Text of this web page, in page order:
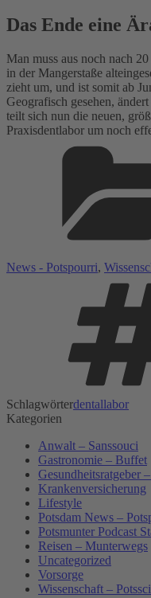
Das Ende eine
Man muss aus noch nach
in der Mangerstaße
zieht um, und ist somit ab
Geografisch gesehen,
teilt sich nun die neuen,
Praxisdentlabor um noch
News - Potspourri,
Schlagwörterdentallabor
Kategorien
Anwalt – Sanssouci
Gastronomie – Buffet
Gesundheitsratgeber
Krankenversicherung
Lifestyle
Potsdam News –
Potsmunter Podcast
Reisen – Munterwegs
Uncategorized
Vorsorge
Wissenschaft –